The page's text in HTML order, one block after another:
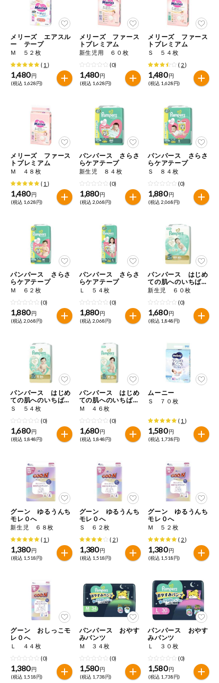
パルコープ・よどがわ生協の情報サイト
ご利用ガイド
アプリのダウンロード
PC版サイトを表示
テキスト注文サイトを表示
お問い合わせ
洗濯・バス・
トイレ用品
住居・生活用
コスメ＆ボデ
ィケア
衣料品
ペット
先着限定企画
スマート・ワ
ン注文
今週のお買い
コープ商品
今週の新登場
トク
複数注文でお
トク
ポイントがも
らえる！
お弁当用商品
ミールキット
組合員さんの
リクエスト
いいもんみっ
け
オーガニック
ベビー・キッ
ズ関連
サプリメン
ト・栄養補助
アレルゲン対
応
エシカル
アレルゲン情報は、商品企画時の情報のため、ご使用前には
必ず商品パッケージの表示をご確認ください。
特定原材料に準ずるものは、お取引先から情報提供のあった
範囲でのお知らせです。
メリーズ エアスル
ー テープ
Ｍ ５２枚
( 1 )
1,480 円
(税込 1,628円)
メリーズ ファース
トプレミアム
新生児用 ６０枚
(0)
1,480 円
(税込 1,628円)
メリーズ ファース
トプレミアム
Ｓ ５４枚
( 2)
1,480 円
(税込 1,628円)
メリーズ ファース
トプレミアム
Ｍ ４８枚
( 1 )
1,480 円
(税込 1,628円)
パンパース さらさ
らケアテープ
新生児 ８４枚
(0)
1,880 円
(税込 2,068円)
パンパース さらさ
らケアテープ
Ｓ ８４枚
(0)
1,880 円
(税込 2,068円)
パンパース さらさ
らケアテープ
Ｍ ６２枚
(0)
1,880 円
(税込 2,068円)
パンパース さらさ
らケアテープ
Ｌ ５４枚
(0)
1,880 円
(税込 2,068円)
パンパース はじめ
ての肌へのいちばん
テープ
新生児 ６０枚
(0)
1,680 円
(税込 1,848円)
パンパース はじめ
ての肌へのいちばん
テープ
Ｓ ５４枚
(0)
1,680 円
(税込 1,848円)
パンパース はじめ
ての肌へのいちばん
テープ
Ｍ ４６枚
(0)
1,680 円
(税込 1,848円)
ムーニー
Ｓ ７０枚
( 1 )
1,580 円
(税込 1,738円)
グーン ゆるうんち
モレ０へ
新生児 ６８枚
( 1 )
1,380 円
(税込 1,518円)
グーン ゆるうんち
モレ０へ
Ｓ ６２枚
( 2)
1,380 円
(税込 1,518円)
グーン ゆるうんち
モレ０へ
Ｍ ５２枚
( 2)
1,380 円
(税込 1,518円)
グーン おしっこモ
レ０へ
Ｌ ４４枚
(0)
1,380 円
(税込 1,518円)
パンパース おやす
みパンツ
Ｍ ３４枚
(0)
1,580 円
(税込 1,738円)
パンパース おやす
みパンツ
Ｌ ３０枚
(0)
1,580 円
(税込 1,738円)